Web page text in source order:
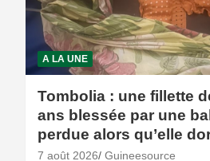
A LA UNE
Tombolia : une fillette
ans blessée par une
perdue alors qu’elle
7 août 2026 Guineesource